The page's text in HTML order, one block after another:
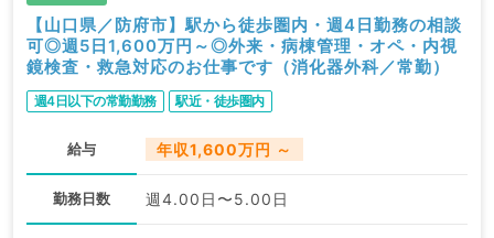
【山口県／防府市】駅から徒歩圏内・週4日勤務の相談
可◎週5日1,600万円～◎外来・病棟管理・オペ・内視
鏡検査・救急対応のお仕事です（消化器外科／常勤）
週4日以下の常勤勤務 駅近・徒歩圏内
給与 年収1,600万円 ～
勤務日数 週4.00日〜5.00日